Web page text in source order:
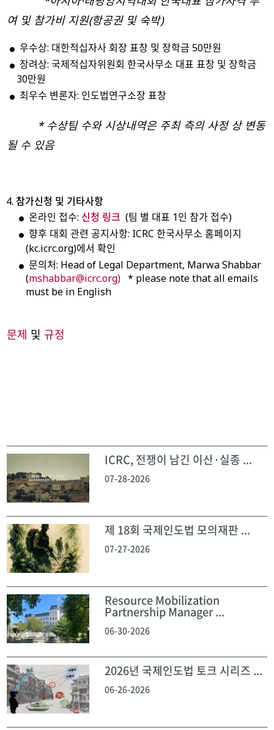
여 및 참가비 지원(항공권 및 숙박)
우수상: 대한적십자사 회장 표창 및 장학금 50만원
장려상: 국제적십자위원회 한국사무소 대표 표창 및 장학금
30만원
최우수 변론자: 인도법연구소장 표창
* 수상팀 수와 시상내역은 주최 측의 사정 상 변동
될 수 있음
참가신청 및 기타사항
온라인 접수: 신청 링크 (팀 별 대표 1인 참가 접수)
향후 대회 관련 공지사항: ICRC 한국사무소 홈페이지
(kc.icrc.org)에서 확인
문의처: Head of Legal Department, Marwa Shabbar
(mshabbar@icrc.org) * please note that all emails
must be in English
문제 및 규정
ICRC, 전쟁이 남긴 이산·실종 ...
07-28-2026
제 18회 국제인도법 모의재판 ...
07-27-2026
Resource Mobilization
Partnership Manager ...
06-30-2026
2026년 국제인도법 토크 시리즈 ...
06-26-2026